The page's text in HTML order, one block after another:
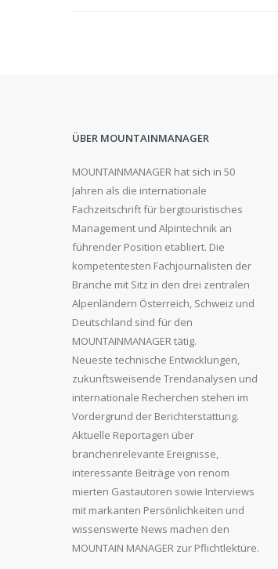
ÜBER MOUNTAINMANAGER
MOUNTAINMANAGER hat sich in 50
Jahren als die internationale
Fachzeitschrift für bergtouristisches
Management und Alpintechnik an
führender Position etabliert. Die
kompetentesten Fachjournalisten der
Branche mit Sitz in den drei zentralen
Alpenländern Österreich, Schweiz und
Deutschland sind für den
MOUNTAINMANAGER tätig.
Neueste technische Entwicklungen,
zukunftsweisende Trendanalysen und
internationale Recherchen stehen im
Vordergrund der Berichterstattung.
Aktuelle Reportagen über
branchenrelevante Ereignisse,
interessante Beiträge von renom
mierten Gastautoren sowie Interviews
mit markanten Persönlichkeiten und
wissenswerte News machen den
MOUNTAIN MANAGER zur Pflichtlektüre.